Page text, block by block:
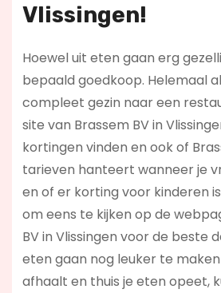
Vlissingen!
Hoewel uit eten gaan erg
bepaald goedkoop. Helemaal
compleet gezin naar een
site van Brassem BV in
kortingen vinden en ook of
tarieven hanteert wanneer je
en of er korting voor kinderen
om eens te kijken op de
BV in Vlissingen voor de beste
eten gaan nog leuker te
afhaalt en thuis je eten opeet,